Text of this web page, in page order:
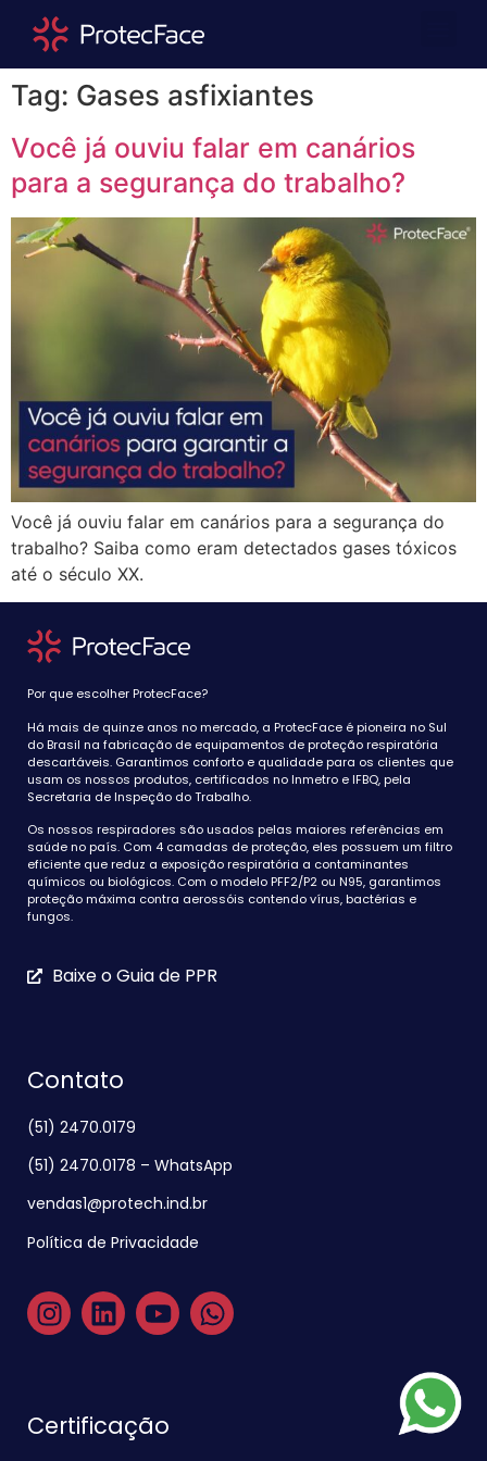
Tag: Gases asfixiantes
Você já ouviu falar em canários
para a segurança do trabalho?
Você já ouviu falar em canários para a segurança do
trabalho? Saiba como eram detectados gases tóxicos
até o século XX.
Por que escolher ProtecFace?
Há mais de quinze anos no mercado, a ProtecFace é pioneira no Sul
do Brasil na fabricação de equipamentos de proteção respiratória
descartáveis. Garantimos conforto e qualidade para os clientes que
usam os nossos produtos, certificados no Inmetro e IFBQ, pela
Secretaria de Inspeção do Trabalho.
Os nossos respiradores são usados pelas maiores referências em
saúde no país. Com 4 camadas de proteção, eles possuem um filtro
eficiente que reduz a exposição respiratória a contaminantes
químicos ou biológicos. Com o modelo PFF2/P2 ou N95, garantimos
proteção máxima contra aerossóis contendo vírus, bactérias e
fungos.
Baixe o Guia de PPR
Contato
(51) 2470.0179
(51) 2470.0178 – WhatsApp
vendas1@protech.ind.br
Política de Privacidade
Certificação